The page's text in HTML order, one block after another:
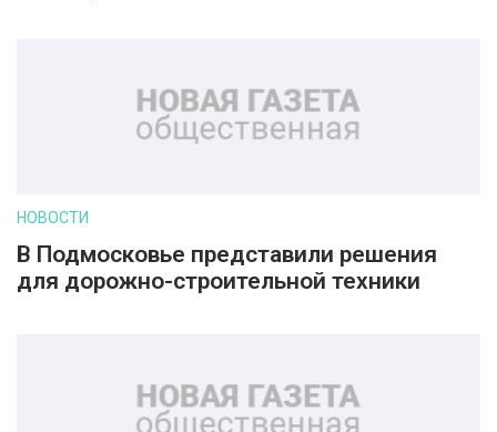
НОВОСТИ
В Подмосковье представили решения
для дорожно-строительной техники